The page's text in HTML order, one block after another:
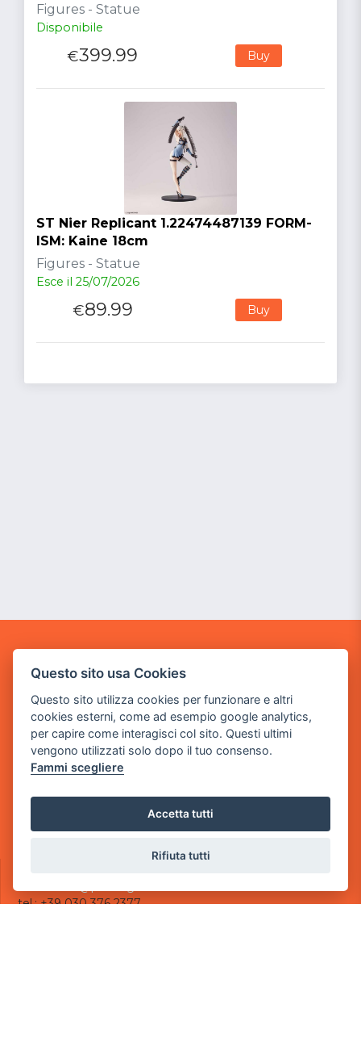
Figures - Statue
Disponibile
€399.99 Buy
ST Nier Replicant 1.22474487139 FORM-
ISM: Kaine 18cm
Figures - Statue
Esce il 25/07/2026
€89.99 Buy
BY POWER GAME SRL
Sede Legale
via Villaggio dei Platani, 3
- 25014 Castenedolo, Brescia
Sede Operativa
Partita iva 03308130982
tel.: +39 030 376 2377
Questo sito usa Cookies
Questo sito utilizza cookies per funzionare e altri
cookies esterni, come ad esempio google analytics,
per capire come interagisci col sito. Questi ultimi
vengono utilizzati solo dopo il tuo consenso.
Fammi scegliere
Accetta tutti
Rifiuta tutti